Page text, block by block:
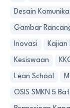
Desain
Gambar
Inovasi Kajian
Kesiswaan
Lean School
OSIS SMKN 5